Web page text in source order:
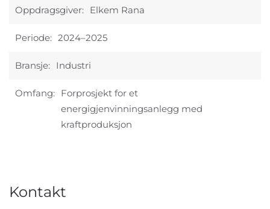
Oppdragsgiver: Elkem Rana
Periode: 2024–2025
Bransje: Industri
Omfang: Forprosjekt for et
energigjenvinningsanlegg med
kraftproduksjon
Kontakt